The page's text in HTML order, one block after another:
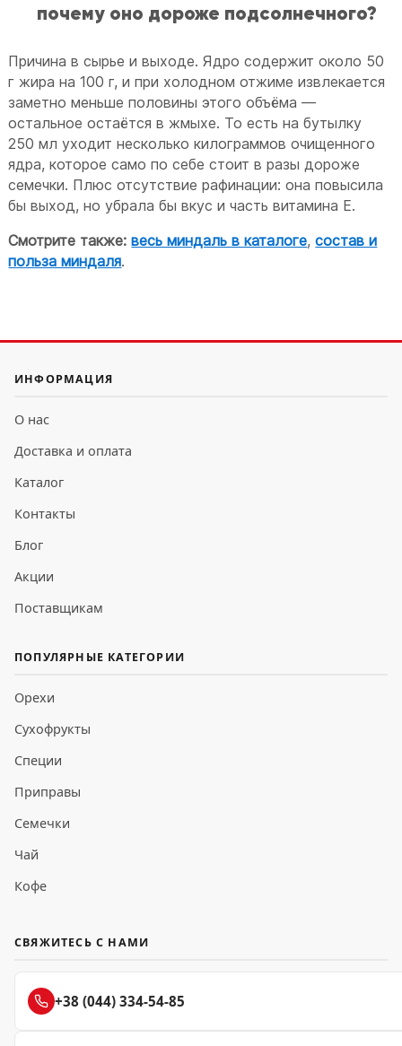
почему оно дороже подсолнечного?
Причина в сырье и выходе. Ядро содержит около 50
г жира на 100 г, и при холодном отжиме извлекается
заметно меньше половины этого объёма —
остальное остаётся в жмыхе. То есть на бутылку
250 мл уходит несколько килограммов очищенного
ядра, которое само по себе стоит в разы дороже
семечки. Плюс отсутствие рафинации: она повысила
бы выход, но убрала бы вкус и часть витамина E.
Смотрите также: весь миндаль в каталоге,состав и
польза миндаля.
ИНФОРМАЦИЯ
О нас
Доставка и оплата
Каталог
Контакты
Блог
Акции
Поставщикам
ПОПУЛЯРНЫЕ КАТЕГОРИИ
Орехи
Сухофрукты
Специи
Приправы
Семечки
Чай
Кофе
СВЯЖИТЕСЬ С НАМИ
+38 (044) 334-54-85